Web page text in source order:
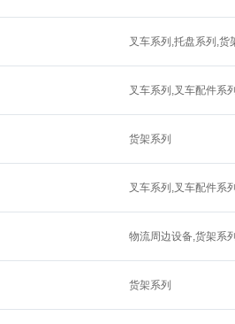
叉车系列,托盘系列,货
叉车系列,叉车配件系
货架系列
叉车系列,叉车配件系
物流周边设备,货架系
货架系列